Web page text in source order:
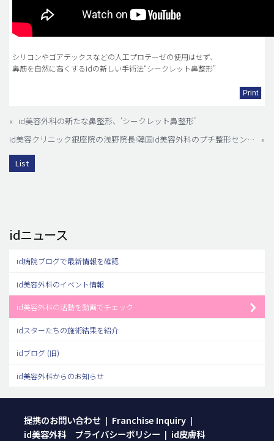
シリコンやゴアテックスなどの人工プロテーゼの使用はせず、
鼻筋を自然に高くするidの新しい手術法“シークレット鼻整形”
Print
« id美容外科の新たな鼻整形、‘シークレット鼻整形’
id美容クリニック銀座院の浅野院長!韓国id美容外科のプチ整形センターに突撃！
»
List
idニュース
id病院ブログで最新情報を確認
id美容外科のイベント情報
id美容外科の活動を動画でチェック
idスターたちの施術結果を紹介
idブログ (旧)
id美容外科からのお知らせ
提携のお問い合わせ | Franchise Inquiry |
id美容外科 プライバシーポリシー | id皮膚科